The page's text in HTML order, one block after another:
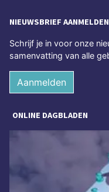
NIEUWSBRIEF AANMELDEN
Schrijf je in voor onze
samenvatting van alle
Aanmelden
ONLINE DAGBLADEN